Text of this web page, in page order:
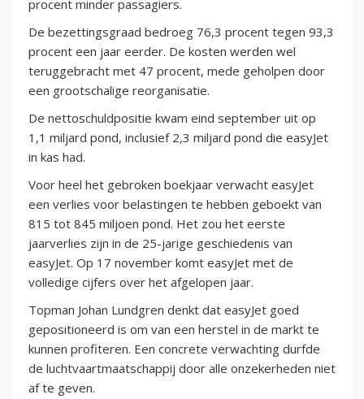
procent minder passagiers.
De bezettingsgraad bedroeg 76,3 procent tegen 93,3
procent een jaar eerder. De kosten werden wel
teruggebracht met 47 procent, mede geholpen door
een grootschalige reorganisatie.
De nettoschuldpositie kwam eind september uit op
1,1 miljard pond, inclusief 2,3 miljard pond die easyJet
in kas had.
Voor heel het gebroken boekjaar verwacht easyJet
een verlies voor belastingen te hebben geboekt van
815 tot 845 miljoen pond. Het zou het eerste
jaarverlies zijn in de 25-jarige geschiedenis van
easyJet. Op 17 november komt easyJet met de
volledige cijfers over het afgelopen jaar.
Topman Johan Lundgren denkt dat easyJet goed
gepositioneerd is om van een herstel in de markt te
kunnen profiteren. Een concrete verwachting durfde
de luchtvaartmaatschappij door alle onzekerheden niet
af te geven.